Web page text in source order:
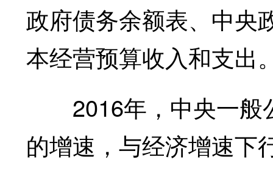
政府债务余额表、中央
本经营预算收入和支出
2016年，中央一般
的增速，与经济增速下